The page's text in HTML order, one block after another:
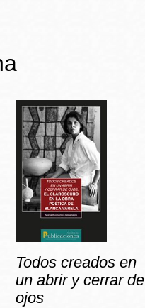
Todos creados en
un abrir y cerrar de
ojos